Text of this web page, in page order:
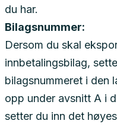
du har.
Bilagsnummer:
Dersom du skal
innbetalingsbilag,
bilagsnummeret i den
opp under avsnitt A i
setter du inn det